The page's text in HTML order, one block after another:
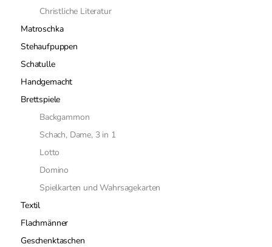
Christliche Literatur
Matroschka
Stehaufpuppen
Schatulle
Handgemacht
Brettspiele
Backgammon
Schach, Dame, 3 in 1
Lotto
Domino
Spielkarten und Wahrsagekarten
Textil
Flachmänner
Geschenktaschen